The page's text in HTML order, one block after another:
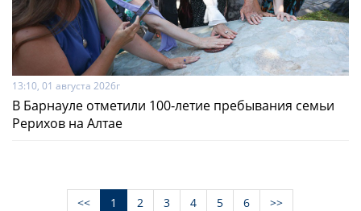
13:10, 01 августа 2026г
В Барнауле отметили 100‑летие пребывания семьи
Рерихов на Алтае
<< 1 2 3 4 5 6 >>